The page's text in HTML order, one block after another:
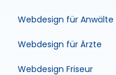
Webdesign für Anwälte
Webdesign für Ärzte
Webdesign Friseur